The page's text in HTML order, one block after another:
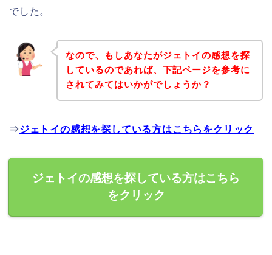
でした。
なので、もしあなたがジェトイの感想を探
しているのであれば、下記ページを参考に
されてみてはいかがでしょうか？
⇒ジェトイの感想を探している方はこちらをクリック
ジェトイの感想を探している方はこちら
をクリック